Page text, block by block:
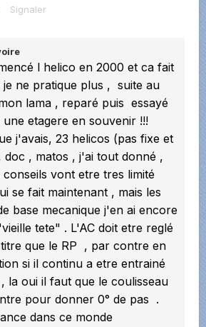
Signaler
l helico en 2000 et ca fait
je ne pratique plus , suite au
lama , reparé puis essayé
etagere en souvenir !!!
j'avais, 23 helicos (pas fixe et
doc , matos , j'ai tout donné ,
vont etre tres limité
se fait maintenant , mais les
base mecanique j'en ai encore
tete" . L'AC doit etre reglé
que le RP , par contre en
si il continu a etre entrainé
la oui il faut que le coulisseau
pour donner 0° de pas .
dans ce monde